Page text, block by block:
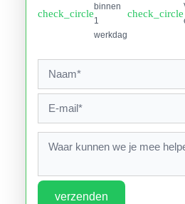
check_circle
binnen
1
werkdag
check_circle
verzenden